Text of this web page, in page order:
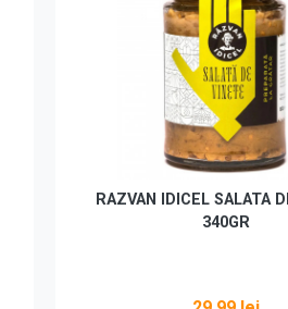
RAZVAN IDICEL SALATA
340GR